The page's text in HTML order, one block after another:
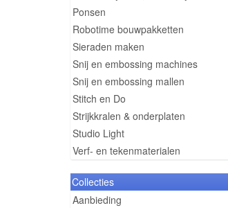
Ponsen
Robotime bouwpakketten
Sieraden maken
Snij en embossing machines
Snij en embossing mallen
Stitch en Do
Strijkkralen & onderplaten
Studio Light
Verf- en tekenmaterialen
Collecties
Aanbieding